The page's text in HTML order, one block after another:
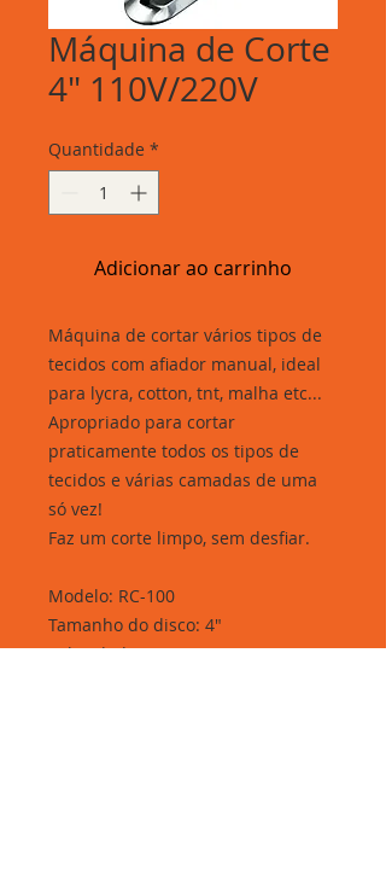
Máquina de Corte
4" 110V/220V
Quantidade *
Adicionar ao carrinho
Máquina de cortar vários tipos de
tecidos com afiador manual, ideal
para lycra, cotton, tnt, malha etc...
Apropriado para cortar
praticamente todos os tipos de
tecidos e várias camadas de uma
só vez!
Faz um corte limpo, sem desfiar.
Modelo: RC-100
Tamanho do disco: 4"
Velocidade: 800 RPM